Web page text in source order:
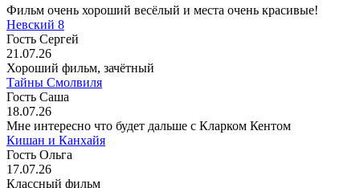
Фильм очень хороший весёлый и места очень красивые!
Невский 8
Гость Сергей
21.07.26
Хороший фильм, зачётный
Тайны Смолвиля
Гость Саша
18.07.26
Мне интересно что будет дальше с Кларком Кентом
Кишан и Канхайя
Гость Ольга
17.07.26
Классный фильм